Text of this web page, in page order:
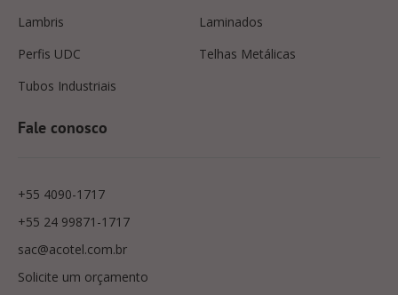
Lambris
Laminados
Perfis UDC
Telhas Metálicas
Tubos Industriais
Fale conosco
+55 4090-1717
+55 24 99871-1717
sac@acotel.com.br
Solicite um orçamento